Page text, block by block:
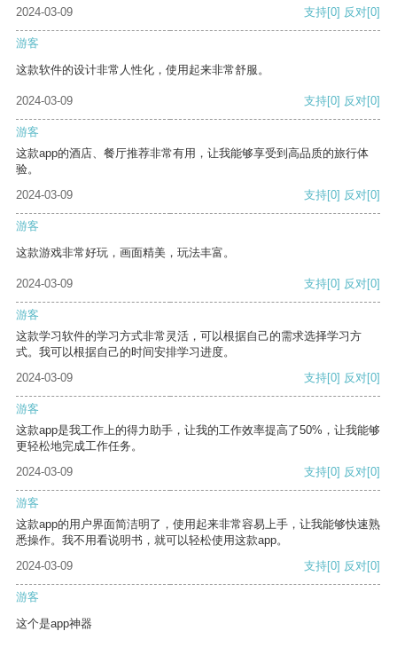
2024-03-09 支持[0] 反对[0]
游客
这款软件的设计非常人性化，使用起来非常舒服。
2024-03-09 支持[0] 反对[0]
游客
这款app的酒店、餐厅推荐非常有用，让我能够享受到高品质的旅行体
验。
2024-03-09
支持[0] 反对[0]
游客
这款游戏非常好玩，画面精美，玩法丰富。
2024-03-09 支持[0] 反对[0]
游客
这款学习软件的学习方式非常灵活，可以根据自己的需求选择学习方
式。我可以根据自己的时间安排学习进度。
2024-03-09
支持[0] 反对[0]
游客
这款app是我工作上的得力助手，让我的工作效率提高了50%，让我能够
更轻松地完成工作任务。
2024-03-09
支持[0] 反对[0]
游客
这款app的用户界面简洁明了，使用起来非常容易上手，让我能够快速熟
悉操作。我不用看说明书，就可以轻松使用这款app。
2024-03-09
支持[0] 反对[0]
游客
这个是app神器